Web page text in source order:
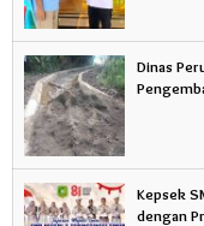
Dinas
Kepsek
dengan